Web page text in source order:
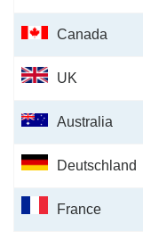
Canada
UK
Australia
Deutschland
France